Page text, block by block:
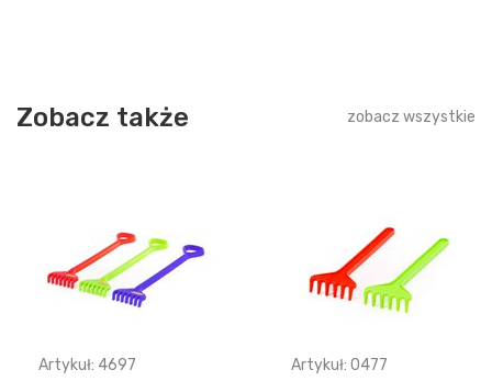
Zobacz także zobacz wszystkie
Artykuł: 4697
Artykuł: 0477